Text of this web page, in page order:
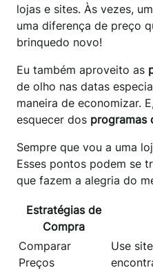
lojas e sites. Às vezes,
uma diferença de preço
brinquedo novo!
Eu também aproveito as
de olho nas datas
maneira de economizar.
esquecer dos programas
Sempre que vou a uma
Esses pontos podem se
que fazem a alegria do
Estratégias de
Compra
Comparar
Preços
Use